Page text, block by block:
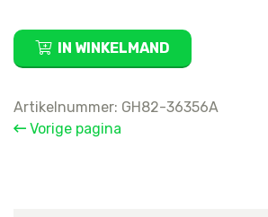
Samsung
Galaxy
Plus
Display
IN WINKELMAND
Artikelnummer: GH82-36356A
Vorige pagina